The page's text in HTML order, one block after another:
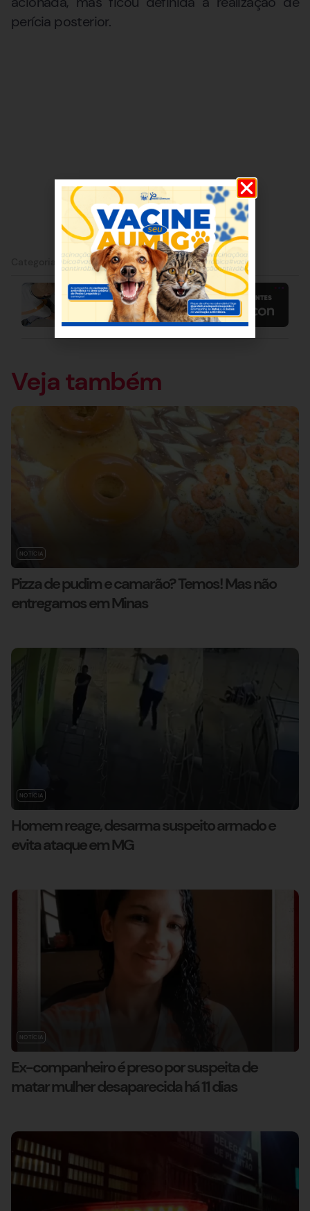
perícia posterior.
Categorias:Prudente de Morais
Veja também
NOTÍCIA
Pizza de pudim e camarão? Temos! Mas não
entregamos em Minas
NOTÍCIA
Homem reage, desarma suspeito armado e
evita ataque em MG
NOTÍCIA
Ex-companheiro é preso por suspeita de
matar mulher desaparecida há 11 dias